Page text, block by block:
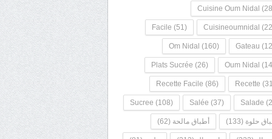
Cuisine Oum Nidal
Cuisineoumnidal
Facile (51)
Gateau
Om Nidal (160)
Oum Nidal
Plats Sucrée (26)
Recette
Recette Facile (86)
Salade
Salée (37)
Sucree (108)
حلوة (133) أطباق مالحة (62)